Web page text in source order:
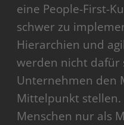
eine People-First-
schwer zu
Hierarchien und
werden nicht dafür
Unternehmen den
Mittelpunkt
Menschen nur als